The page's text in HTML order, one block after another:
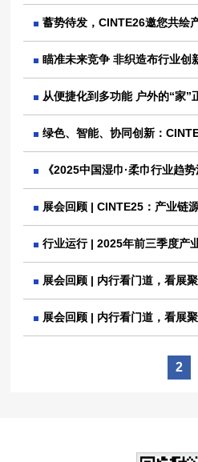
蓄势待发，CINTE26邀您共绘
瞄准未来竞争 非织造布行业创
从便捷化到多功能 户外的“家”
绿色、智能、协同创新：
《2025中国湿巾·柔巾行业趋
展会回顾 | CINTE25：产业链
行业运行 | 2025年前三季度产
展会回顾 | 内行看门道，看展
展会回顾 | 内行看门道，看展
2